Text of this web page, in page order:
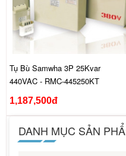
Tụ Bù Samwha 3P 25Kvar
440VAC - RMC-445250KT
1,187,500đ
DANH MỤC SẢN